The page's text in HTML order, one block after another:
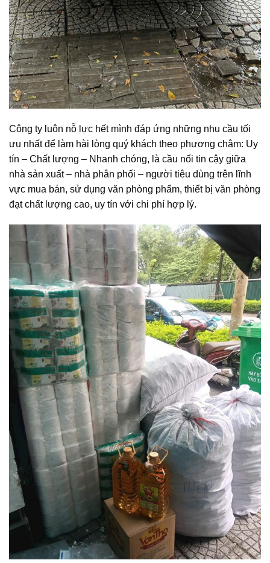
Công ty luôn nỗ lực hết mình đáp ứng những nhu cầu tối
ưu nhất để làm hài lòng quý khách theo phương châm: Uy
tín – Chất lượng – Nhanh chóng, là cầu nối tin cậy giữa
nhà sản xuất – nhà phân phối – người tiêu dùng trên lĩnh
vực mua bán, sử dụng văn phòng phẩm, thiết bị văn phòng
đạt chất lượng cao, uy tín với chi phí hợp lý.